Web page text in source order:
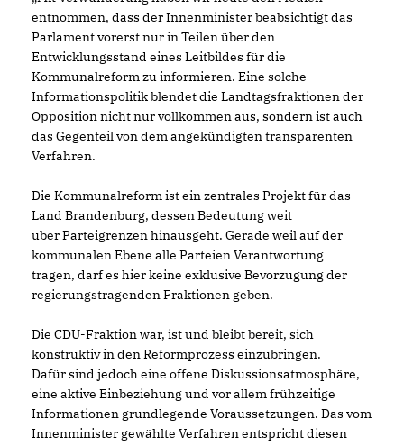
entnommen, dass der Innenminister beabsichtigt das
Parlament vorerst nur in Teilen über den
Entwicklungsstand eines Leitbildes für die
Kommunalreform zu informieren. Eine solche
Informationspolitik blendet die Landtagsfraktionen der
Opposition nicht nur vollkommen aus, sondern ist auch
das Gegenteil von dem angekündigten transparenten
Verfahren.
Die Kommunalreform ist ein zentrales Projekt für das
Land Brandenburg, dessen Bedeutung weit
über Parteigrenzen hinausgeht. Gerade weil auf der
kommunalen Ebene alle Parteien Verantwortung
tragen, darf es hier keine exklusive Bevorzugung der
regierungstragenden Fraktionen geben.
Die CDU-Fraktion war, ist und bleibt bereit, sich
konstruktiv in den Reformprozess einzubringen.
Dafür sind jedoch eine offene Diskussionsatmosphäre,
eine aktive Einbeziehung und vor allem frühzeitige
Informationen grundlegende Voraussetzungen. Das vom
Innenminister gewählte Verfahren entspricht diesen